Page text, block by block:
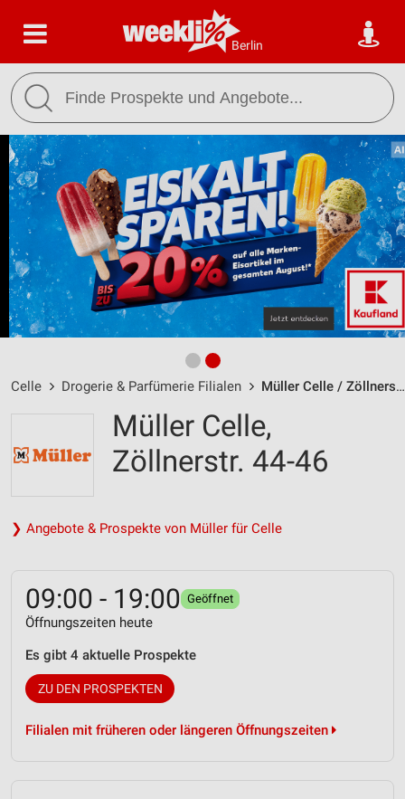
Berlin
Celle Drogerie & Parfümerie Filialen Müller Celle / Zöllnerstr. 44-46 - Öffnungszeiten & Adresse
Müller Celle,
Zöllnerstr. 44-46
❯ Angebote & Prospekte von Müller für Celle
09:00 - 19:00 Geöffnet
Öffnungszeiten heute
Es gibt 4 aktuelle Prospekte
ZU DEN PROSPEKTEN
Filialen mit früheren oder längeren Öffnungszeiten